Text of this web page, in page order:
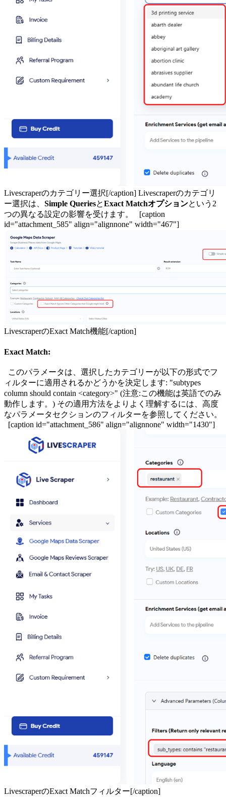
Livescraperのカテゴリー選択[/caption] Livescraperのカテゴリ
ー選択は、 Simple QueriesとExact Matchオプションという2
つの異なる設定の影響を受けます。 [caption
id="attachment_585" align="alignnone" width="467"]
LivescraperのExact Match機能[/caption]
Exact Match:
このパラメータは、選択したカテゴリーが以下の形式でフ
ィルターに適用されるかどうかを決定します: "subtypes
column should contain <category>" (注意:この機能は英語でのみ
動作します。) その適用方法をよりよく理解するには、高度
なパラメータセクションのフィルターを参照してください。
[caption id="attachment_586" align="alignnone" width="1430"]
LivescraperのExact Matchフィルター[/caption]